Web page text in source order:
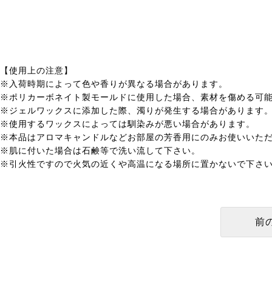
【使用上の注意】
※入荷時期によって色や香りが異なる場合があります。
※ポリカーボネイト製モールドに使用した場合、素材を傷める可
※ジェルワックスに添加した際、濁りが発生する場合があります
※使用するワックスによっては馴染みが悪い場合があります。
※本品はアロマキャンドルなどお部屋の芳香用にのみお使いいた
※肌に付いた場合は石鹸等で洗い流して下さい。
※引火性ですので火気の近くや高温になる場所に置かないで下さ